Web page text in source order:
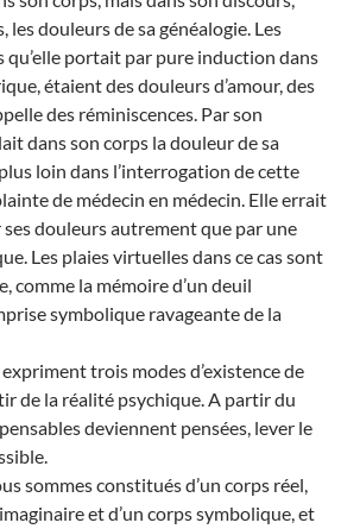
les douleurs de sa généalogie. Les
qu’elle portait par pure induction dans
étaient des douleurs d’amour, des
des réminiscences. Par son
dans son corps la douleur de sa
loin dans l’interrogation de cette
de médecin en médecin. Elle errait
douleurs autrement que par une
Les plaies virtuelles dans ce cas sont
comme la mémoire d’un deuil
symbolique ravageante de la
trois modes d’existence de
de la réalité psychique. A partir du
deviennent pensées, lever le
sommes constitués d’un corps réel,
et d’un corps symbolique, et